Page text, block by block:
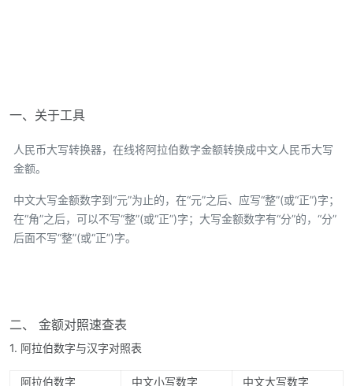
一、关于工具
人民币大写转换器，在线将阿拉伯数字金额转换成中文人民币大写
金额。
中文大写金额数字到“元”为止的，在“元”之后、应写“整”(或“正”)字；
在“角”之后，可以不写“整”(或“正”)字；大写金额数字有“分”的，“分”
后面不写“整”(或“正”)字。
二、 金额对照速查表
1. 阿拉伯数字与汉字对照表
阿拉伯数字 中文小写数字
中文大写数字